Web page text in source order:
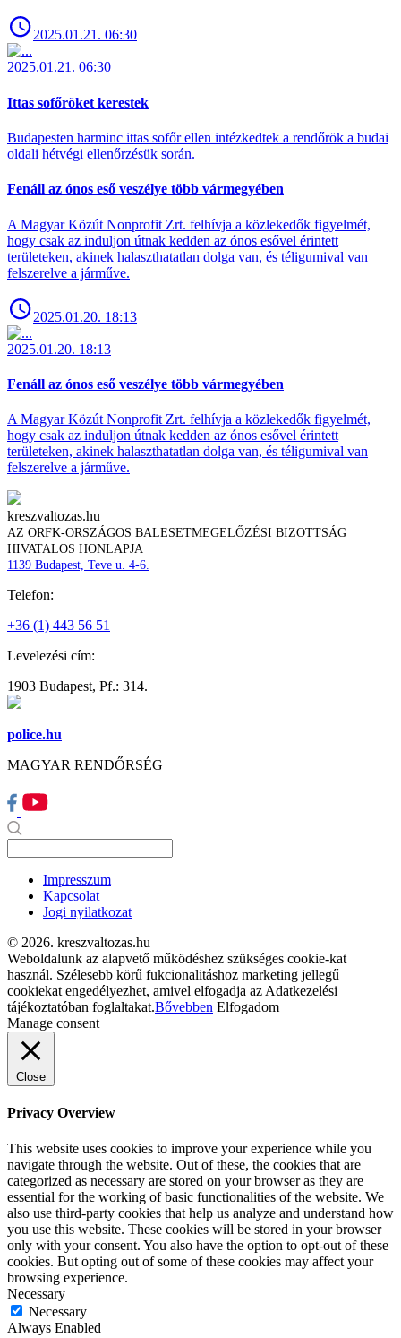
2025.01.21. 06:30
2025.01.21. 06:30
Ittas sofőröket kerestek
Budapesten harminc ittas sofőr ellen intézkedtek a rendőrök a budai
oldali hétvégi ellenőrzésük során.
Fenáll az ónos eső veszélye több vármegyében
A Magyar Közút Nonprofit Zrt. felhívja a közlekedők figyelmét,
hogy csak az induljon útnak kedden az ónos esővel érintett
területeken, akinek halaszthatatlan dolga van, és téligumival van
felszerelve a járműve.
2025.01.20. 18:13
2025.01.20. 18:13
Fenáll az ónos eső veszélye több vármegyében
A Magyar Közút Nonprofit Zrt. felhívja a közlekedők figyelmét,
hogy csak az induljon útnak kedden az ónos esővel érintett
területeken, akinek halaszthatatlan dolga van, és téligumival van
felszerelve a járműve.
kreszvaltozas.hu
AZ ORFK-ORSZÁGOS BALESETMEGELŐZÉSI BIZOTTSÁG
HIVATALOS HONLAPJA
1139 Budapest, Teve u. 4-6.
Telefon:
+36 (1) 443 56 51
Levelezési cím:
1903 Budapest, Pf.: 314.
police.hu
MAGYAR RENDŐRSÉG
Impresszum
Kapcsolat
Jogi nyilatkozat
© 2026. kreszvaltozas.hu
Weboldalunk az alapvető működéshez szükséges cookie-kat
használ. Szélesebb körű fukcionalitáshoz marketing jellegű
cookiekat engedélyezhet, amivel elfogadja az Adatkezelési
tájékoztatóban foglaltakat.Bővebben Elfogadom
Manage consent
Close
Privacy Overview
This website uses cookies to improve your experience while you
navigate through the website. Out of these, the cookies that are
categorized as necessary are stored on your browser as they are
essential for the working of basic functionalities of the website. We
also use third-party cookies that help us analyze and understand how
you use this website. These cookies will be stored in your browser
only with your consent. You also have the option to opt-out of these
cookies. But opting out of some of these cookies may affect your
browsing experience.
Necessary
Necessary
Always Enabled